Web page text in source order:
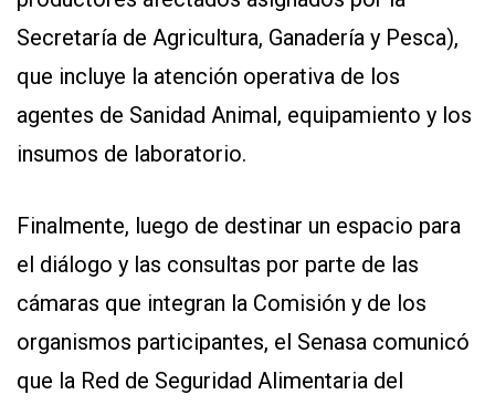
Secretaría de Agricultura, Ganadería y Pesca),
que incluye la atención operativa de los
agentes de Sanidad Animal, equipamiento y los
insumos de laboratorio.
Finalmente, luego de destinar un espacio para
el diálogo y las consultas por parte de las
cámaras que integran la Comisión y de los
organismos participantes, el Senasa comunicó
que la Red de Seguridad Alimentaria del